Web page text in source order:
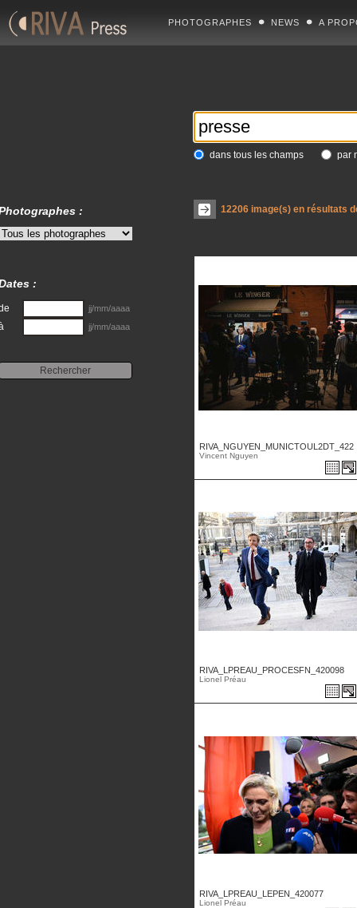
PHOTOGRAPHES NEWS A
dans tous les champs par
12206image(s) en résultats
RIVA_NGUYEN_MUNICTOUL2DT_422
Vincent Nguyen
RIVA_LPREAU_PROCESFN_420098
Lionel Préau
RIVA_LPREAU_LEPEN_420077
Lionel Préau
:
:
jj/mm/aaaa
jj/mm/aaaa